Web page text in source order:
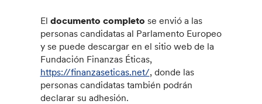
El documento completo se envió a las
personas candidatas al Parlamento Europeo
y se puede descargar en el sitio web de la
Fundación Finanzas Éticas,
https://finanzaseticas.net/, donde las
personas candidatas también podrán
declarar su adhesión.